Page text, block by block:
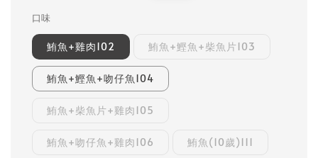
口味
鮪魚+雞肉102 鮪魚+鰹魚+柴魚片103
鮪魚+鰹魚+吻仔魚104
鮪魚+柴魚片+雞肉105
鮪魚+吻仔魚+雞肉106 鮪魚(10歲)111